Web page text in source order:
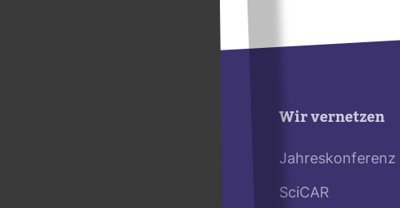
Wir vernetzen
Jahreskonferenz
SciCAR